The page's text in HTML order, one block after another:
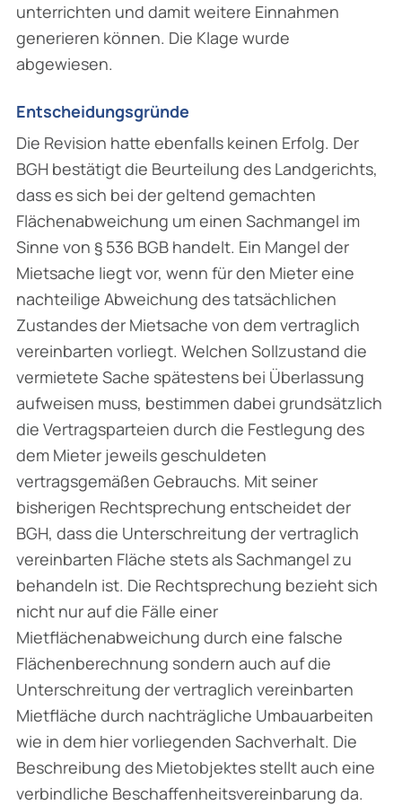
unterrichten und damit weitere Ein­nahmen
generieren können. Die Klage wurde
abgewiesen.
Entscheidungsgründe
Die Revision hatte ebenfalls keinen Erfolg. Der
BGH bestätigt die Beurteilung des Land­gerichts,
dass es sich bei der geltend gemachten
Flächenabweichung um einen Sachmangel im
Sinne von § 536 BGB handelt. Ein Mangel der
Mietsache liegt vor, wenn für den Mieter eine
nachteilige Abweichung des tatsächlichen
Zustandes der Mietsache von dem vertraglich
ver­einbarten vorliegt. Welchen Sollzustand die
vermietete Sache spätestens bei Überlassung
aufweisen muss, bestimmen dabei grundsätzlich
die Vertragsparteien durch die Festlegung des
dem Mieter jeweils geschuldeten
vertragsgemäßen Gebrauchs. Mit seiner
bisherigen Rechtsprechung entscheidet der
BGH, dass die Unterschreitung der vertraglich
vereinbarten Fläche stets als Sachmangel zu
behandeln ist. Die Rechtsprechung bezieht sich
nicht nur auf die Fälle einer
Mietflächenabweichung durch eine falsche
Flächenberechnung sondern auch auf die
Unterschreitung der vertraglich vereinbarten
Mietfläche durch nachträgliche Umbauar­beiten
wie in dem hier vorliegenden Sachverhalt. Die
Beschreibung des Mietobjektes stellt auch eine
verbindliche Beschaffenheitsvereinbarung da.